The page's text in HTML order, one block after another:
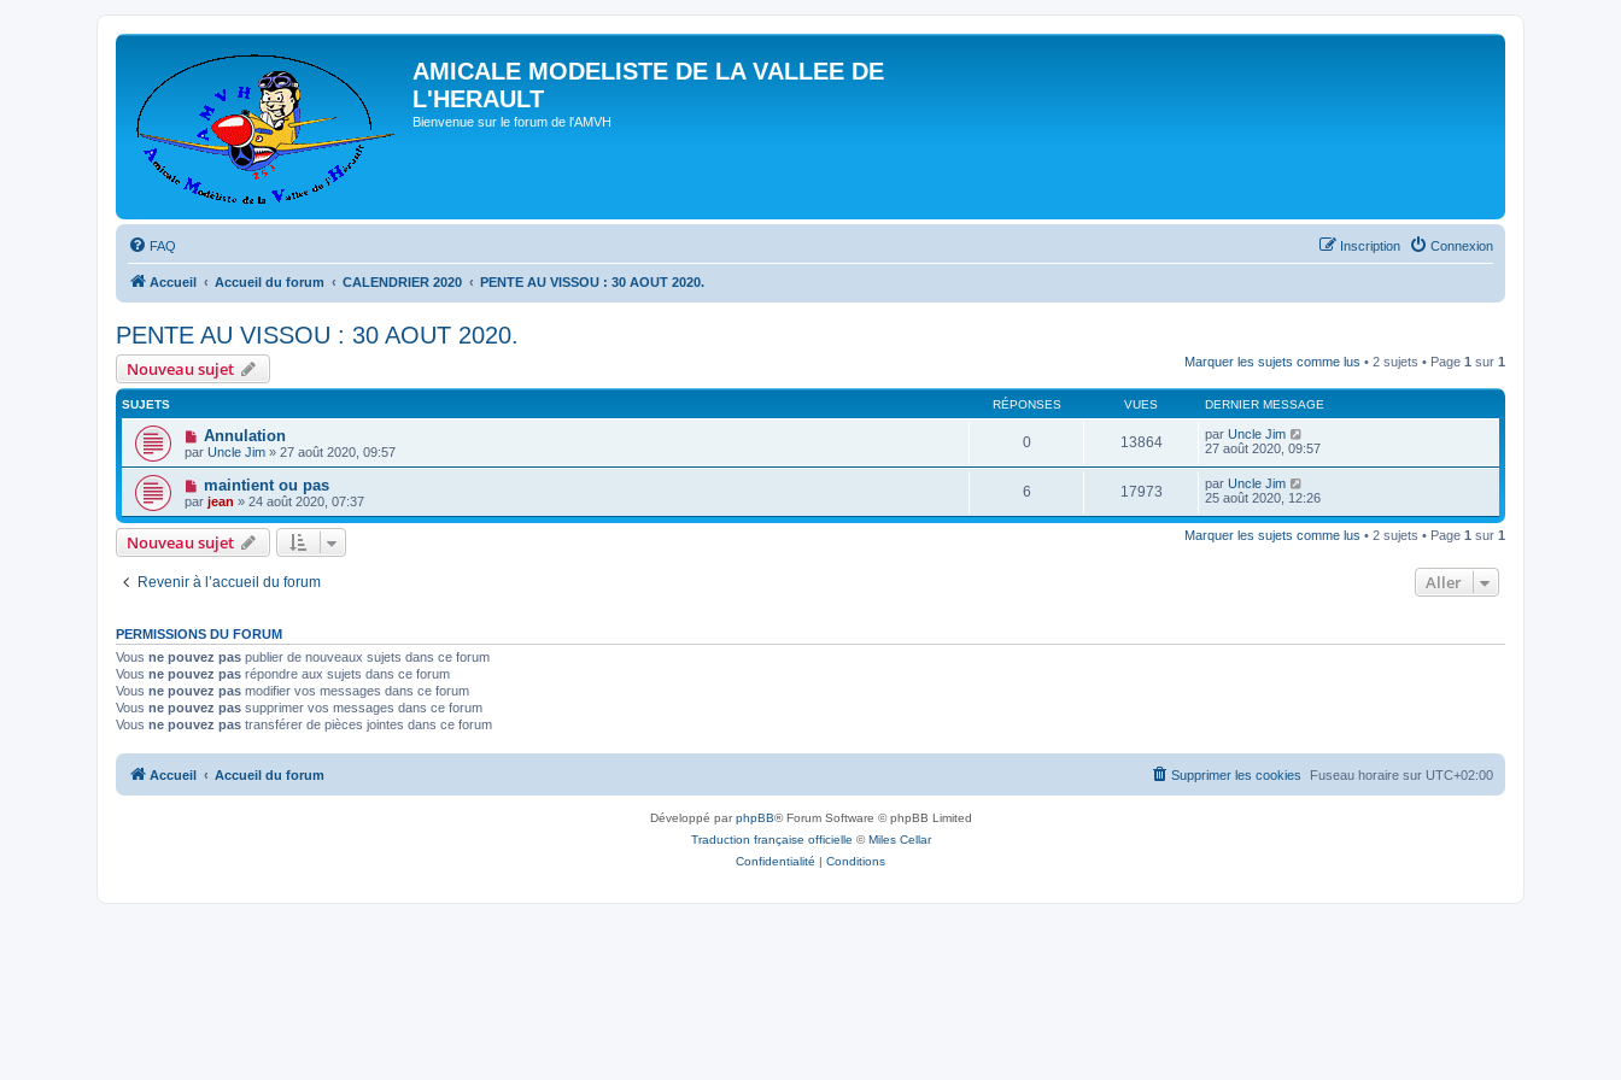
AMICALE MODELISTE DE LA VALLEE DE
L'HERAULT
Bienvenue sur le forum de l'AMVH
FAQ Connexion
Inscription
Accueil Accueil du forum CALENDRIER 2020 PENTE AU VISSOU : 30 AOUT 2020.
PENTE AU VISSOU : 30 AOUT 2020.
Nouveau sujet Marquer les sujets comme lus • 2 sujets • Page 1 sur 1
SUJETS RÉPONSES VUES DERNIER MESSAGE
Annulation
par Uncle Jim » 27 août 2020, 09:57
0 13864 par Uncle Jim
27 août 2020, 09:57
maintient ou pas
par jean » 24 août 2020, 07:37
6 17973 par Uncle Jim
25 août 2020, 12:26
Nouveau sujet Marquer les sujets comme lus • 2 sujets • Page 1 sur 1
Revenir à l’accueil du forum Aller
PERMISSIONS DU FORUM
Vous ne pouvez pas publier de nouveaux sujets dans ce forum
Vous ne pouvez pas répondre aux sujets dans ce forum
Vous ne pouvez pas modifier vos messages dans ce forum
Vous ne pouvez pas supprimer vos messages dans ce forum
Vous ne pouvez pas transférer de pièces jointes dans ce forum
Accueil Accueil du forum Fuseau horaire sur UTC+02:00
Supprimer les cookies
Développé parphpBB® Forum Software © phpBB Limited
Traduction française officielle ©Miles Cellar
Confidentialité | Conditions